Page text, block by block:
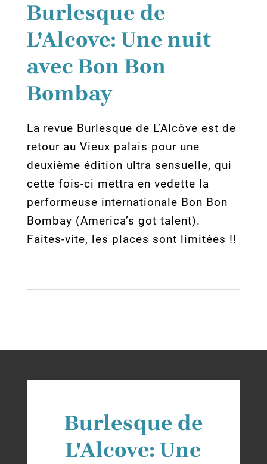
Burlesque de
L'Alcove: Une nuit
avec Bon Bon
Bombay
La revue Burlesque de L’Alcôve est de
retour au Vieux palais pour une
deuxième édition ultra sensuelle, qui
cette fois-ci mettra en vedette la
performeuse internationale Bon Bon
Bombay (America’s got talent).
Faites-vite, les places sont limitées !!
Burlesque de
L'Alcove: Une